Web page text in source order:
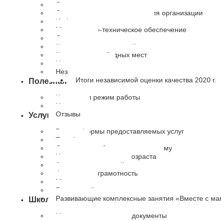
Основные сведения
Структура и органы управления организации
Информация о сотрудниках
Материально-техническое обеспечение
Документы
Количество получателей
Количество свободных мест
Наши партнеры
Независимая оценка качества
Итоги независимой оценки качества 2020 г.
Полезная информация
Контакты и режим работы
Новости
Отзывы
Услуги
Виды и формы предоставляемых услуг
Тарифы
Социальное обслуживание на дому
Университет третьего возраста
Академия родителей
Финансовая грамотность
Медиация
Буду мамой
Развивающие комплексные занятия «Вместе с
Школа приемных родителей
Нормативно-правовые документы